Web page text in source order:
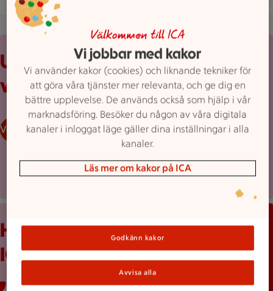
Uppvikt reklamblad från ICA med erbjudanden och
Upptäck
veckans erbjudanden
Veckans reklamblad
Håll koll med
ICA-appen
Välkommen till ICA
Vi jobbar med kakor
Vi använder kakor (cookies) och liknande tekniker för
att göra våra tjänster mer relevanta, och ge dig en
bättre upplevelse. De används också som hjälp i vår
marknadsföring. Besöker du någon av våra digitala
kanaler i inloggat läge gäller dina inställningar i alla
kanaler.
Läs mer om kakor på ICA
Godkänn kakor
Avvisa alla